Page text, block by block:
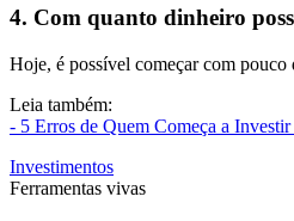
4. Com quanto dinheiro
Hoje, é possível começar com
Leia também:
- 5 Erros de Quem Começa a
Investimentos
Ferramentas vivas